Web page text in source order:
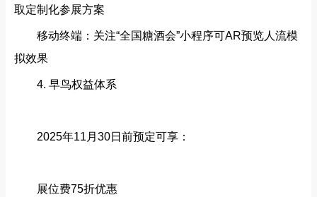
取定制化参展方案
移动终端‌：关注“全国糖酒会”小程序可AR预览人流模
拟效果
4. 早鸟权益体系‌
2025年11月30日前预定可享：
展位费75折优惠